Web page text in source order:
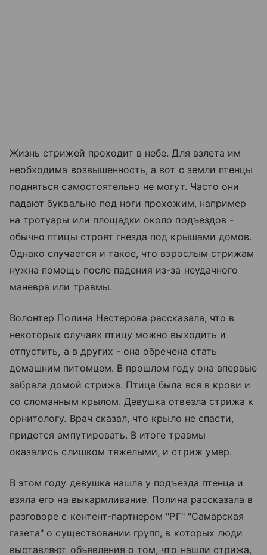
Жизнь стрижей проходит в небе. Для взлета им
необходима возвышенность, а вот с земли птенцы
подняться самостоятельно не могут. Часто они
падают буквально под ноги прохожим, например
на тротуары или площадки около подъездов -
обычно птицы строят гнезда под крышами домов.
Однако случается и такое, что взрослым стрижам
нужна помощь после падения из-за неудачного
маневра или травмы.
Волонтер Полина Нестерова рассказала, что в
некоторых случаях птицу можно выходить и
отпустить, а в других - она обречена стать
домашним питомцем. В прошлом году она впервые
забрала домой стрижа. Птица была вся в крови и
со сломанным крылом. Девушка отвезла стрижа к
орнитологу. Врач сказал, что крыло не спасти,
придется ампутировать. В итоге травмы
оказались слишком тяжелыми, и стриж умер.
В этом году девушка нашла у подъезда птенца и
взяла его на выкармливание. Полина рассказала в
разговоре с контент-партнером "РГ" "Самарская
газета" о существовании групп, в которых люди
выставляют объявления о том, что нашли стрижа,